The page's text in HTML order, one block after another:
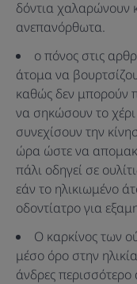
δόντια χαλαρώνουν
ανεπανόρθωτα.
ο πόνος στις
άτομα να
καθώς δεν μπορούν
να σηκώσουν το
συνεχίσουν την
ώρα ώστε να
πάλι οδηγεί σε
εάν το ηλικιωμένο
οδοντίατρο για
Ο καρκίνος των
μέσο όρο στην
άνδρες περισσότερο